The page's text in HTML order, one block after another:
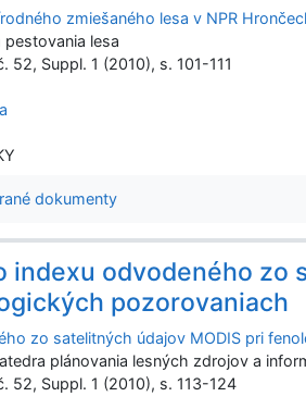
zmiešaného lesa v NPR
pestovania lesa
52, Suppl. 1 (2010), s. 101-111
dokumenty
indexu odvodeného zo
pozorovaniach
zo satelitných údajov MODIS pri
plánovania lesných zdrojov a
52, Suppl. 1 (2010), s. 113-124